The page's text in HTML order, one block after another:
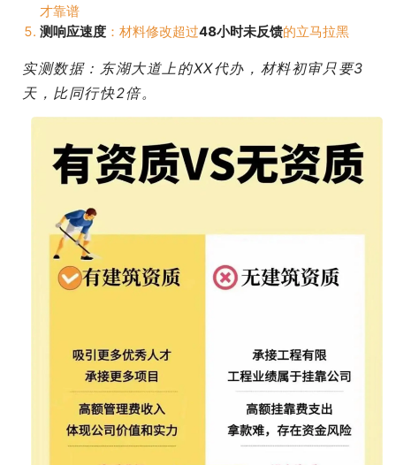
才靠谱
测响应速度 ：材料修改超过48小时未反馈的立马拉黑
实测数据：东湖大道上的XX代办，材料初审只要3
天，比同行快2倍。